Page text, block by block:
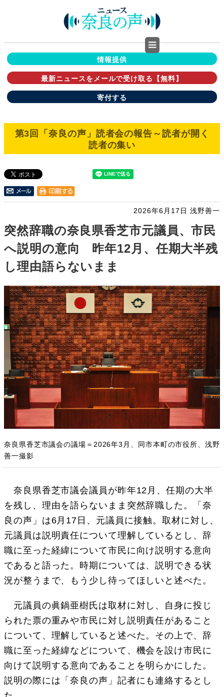
情報提供
最新ニュースをメールで受け取る【無料】
寄付する
第3回「奈良の声」読者会の報告～読者が開く
読者の集い
2026年6月17日 浅野善一
突然辞職の奈良県香芝市元議員、市民
へ説明の意向 昨年12月、任期大半残
し理由語らないまま
奈良県香芝市議会の議場＝2026年3月、同市本町の市役所、浅野
善一撮影
奈良県香芝市議会議員が昨年12月、任期の大半
を残し、理由を語らないまま突然辞職した。「奈
良の声」は6月17日、元議員に接触。取材に対し、
元議員は説明責任について理解しているとし、辞
職に至った経緯について市民に向け説明する意向
であると語った。時期については、説明できる状
況が整うまで、もう少し待ってほしいと述べた。
元議員の眞鍋亜樹氏は取材に対し、自身に投じ
られた票の重みや市民に対し説明責任があること
について、理解していると述べた。その上で、辞
職に至った経緯などについて、機会を設け市民に
向けて説明する意向であることを明らかにした。
説明の際には「奈良の声」記者にも連絡するとし